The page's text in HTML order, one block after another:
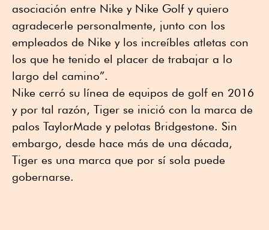
asociación entre Nike y Nike Golf y quiero
agradecerle personalmente, junto con los
empleados de Nike y los increíbles atletas con
los que he tenido el placer de trabajar a lo
largo del camino”.
Nike cerró su línea de equipos de golf en 2016
y por tal razón, Tiger se inició con la marca de
palos TaylorMade y pelotas Bridgestone. Sin
embargo, desde hace más de una década,
Tiger es una marca que por sí sola puede
gobernarse.